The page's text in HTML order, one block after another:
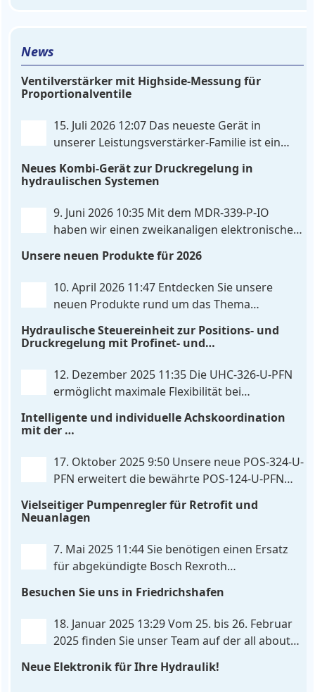
News
Ventilverstärker mit Highside-Messung für
Proportionalventile
15. Juli 2026 12:07 Das neueste Gerät in
unserer Leistungsverstärker-Familie ist ein
Ventilverstärker mit Highside-Messung Zur
Differenzeingang, der flexibel für Sollwertsignale
von 0…10V oder 4…20mA konfiguriert werden kann.
Neues Kombi-Gerät zur Druckregelung in
hydraulischen Systemen
9. Juni 2026 10:35 Mit dem MDR‑339‑P‑IO
haben wir einen zweikanaligen elektronischen
IO‑Link‑Kommunikation direkt mit integrierten
Leistungsendstufen vereint – eine Kombination, die
es so bislang nicht gibt. Die Anbindung an die
Unsere neuen Produkte für 2026
10. April 2026 11:47 Entdecken Sie unsere
neuen Produkte rund um das Thema
machen Ihre Anlagen noch effizienter, zuverlässiger
Positionier- und Gleichlaufregelbaugruppe UHC-
326-U-PFN Hydraulisches Steuergerät zur Positions-
Hydraulische Steuereinheit zur Positions- und
Druckregelung mit Profinet- und
12. Dezember 2025 11:35 Die UHC-326-U-PFN
ermöglicht maximale Flexibilität bei
Funktion der UHC-126-U-PFN bleibt erhalten,
Anpassungsmöglichkeiten. Die UHC-326-U-PFN ist
ein hydraulisches Steuergerät zur genauen
. . .
Intelligente und individuelle Achskoordination
mit der
17. Oktober 2025 9:50 Unsere neue POS-324-U-
PFN erweitert die bewährte POS-124-U-PFN
Achskoordination und individuelle
und integrierten Simulationsmodus. Zusätzlich zur
bewährten Gleichlaufregelung, die eine präzise und
Vielseitiger Pumpenregler für Retrofit und
Neuanlagen
7. Mai 2025 11:44Sie benötigen einen Ersatz
für abgekündigte Bosch Rexroth
neue Pumpenregler PQP-179-P ist eine vielseitige
und preiswerte Lösung für Hydrauliksysteme, vor
allem für die präzise
Besuchen Sie uns in Friedrichshafen
18. Januar 2025 13:29Vom 25. bis 26. Februar
2025 finden Sie unser Team auf der all about
430 zeigen wir Ihnen an unserem Demo-Cube, wie
Neue Elektronik für Ihre Hydraulik!